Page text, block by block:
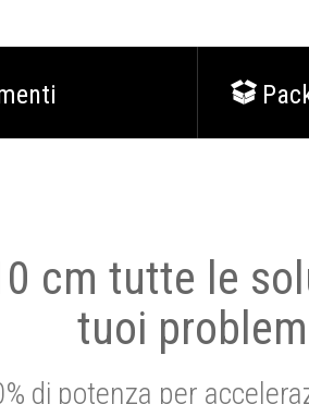
cm tutte le
tuoi
di potenza per